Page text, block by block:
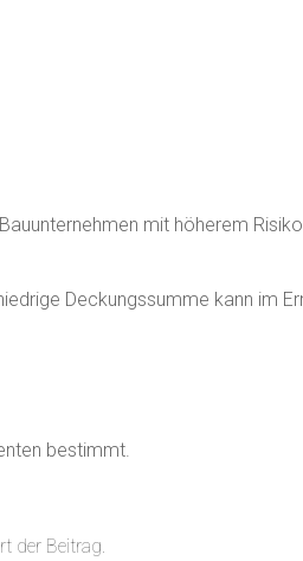
mit höherem
Deckungssumme kann im
bestimmt.
der Beitrag.